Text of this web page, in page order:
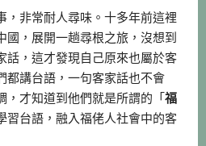
，非常耐人尋味。十多年前這裡
國，展開一趟尋根之旅，沒想到
話，這才發現自己原來也屬於客
都講台語，一句客家話也不會
，才知道到他們就是所謂的「福
習台語，融入福佬人社會中的客